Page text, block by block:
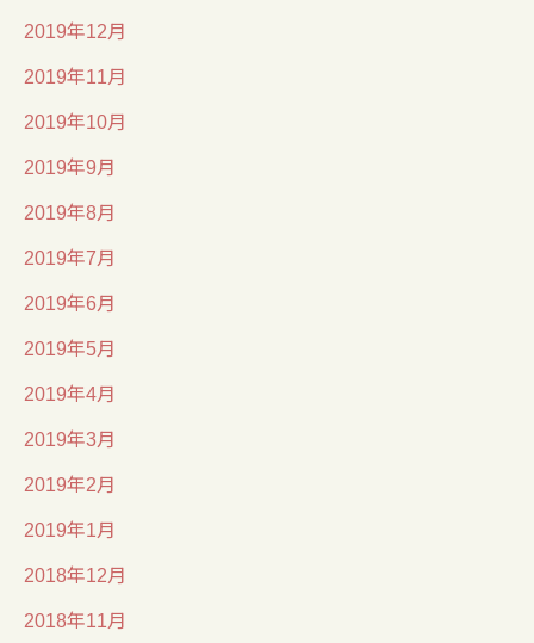
2019年12月
2019年11月
2019年10月
2019年9月
2019年8月
2019年7月
2019年6月
2019年5月
2019年4月
2019年3月
2019年2月
2019年1月
2018年12月
2018年11月